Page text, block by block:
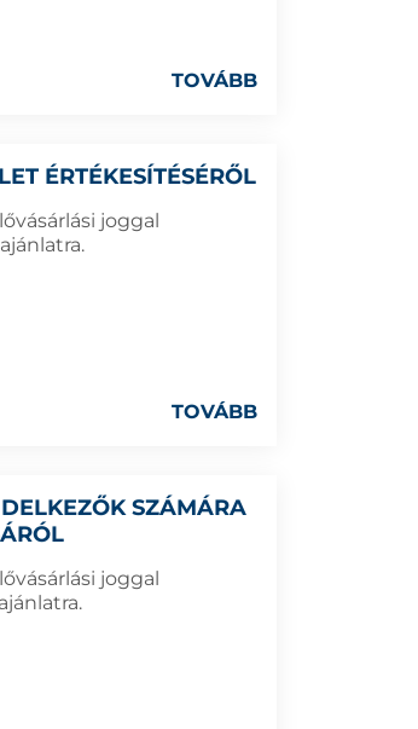
TOVÁBB
ÉRTÉKESÍTÉSÉRŐL
joggal
TOVÁBB
SZÁMÁRA
joggal